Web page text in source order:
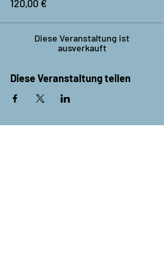
120,00 €
Diese Veranstaltung ist
ausverkauft
Diese Veranstaltung teilen